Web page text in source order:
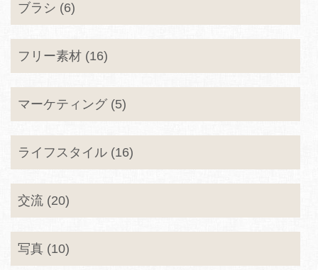
ブラシ (6)
フリー素材 (16)
マーケティング (5)
ライフスタイル (16)
交流 (20)
写真 (10)